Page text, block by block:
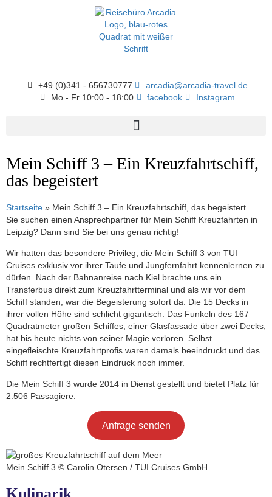
+49 (0)341 - 656730777
arcadia@arcadia-travel.de
Mo - Fr 10:00 - 18:00
facebook Instagram
Mein Schiff 3 – Ein Kreuzfahrtschiff,
das begeistert
Startseite » Mein Schiff 3 – Ein Kreuzfahrtschiff, das begeistert
Sie suchen einen Ansprechpartner für Mein Schiff Kreuzfahrten in
Leipzig? Dann sind Sie bei uns genau richtig!
Wir hatten das besondere Privileg, die Mein Schiff 3 von TUI
Cruises exklusiv vor ihrer Taufe und Jungfernfahrt kennenlernen zu
dürfen. Nach der Bahnanreise nach Kiel brachte uns ein
Transferbus direkt zum Kreuzfahrtterminal und als wir vor dem
Schiff standen, war die Begeisterung sofort da. Die 15 Decks in
ihrer vollen Höhe sind schlicht gigantisch. Das Funkeln des 167
Quadratmeter großen Schiffes, einer Glasfassade über zwei Decks,
hat bis heute nichts von seiner Magie verloren. Selbst
eingefleischte Kreuzfahrtprofis waren damals beeindruckt und das
Schiff rechtfertigt diesen Eindruck noch immer.
Die Mein Schiff 3 wurde 2014 in Dienst gestellt und bietet Platz für
2.506 Passagiere.
Anfrage senden
Mein Schiff 3 © Carolin Otersen / TUI Cruises GmbH